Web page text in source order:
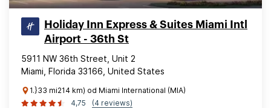
Holiday Inn Express & Suites Miami Intl
Airport - 36th St
5911 NW 36th Street, Unit 2
Miami, Florida 33166, United States
1.}33 mi214 km) od Miami International (MIA)
4,75
(4 reviews)